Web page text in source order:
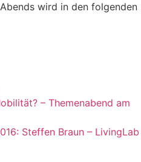
wird in den folgenden
– Themenabend am
Steffen Braun – LivingLab